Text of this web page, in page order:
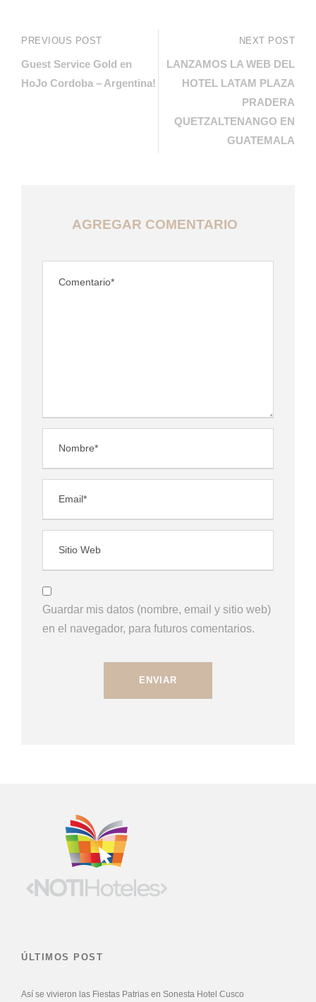
PREVIOUS POST
Guest Service Gold en
HoJo Cordoba – Argentina!
NEXT POST
LANZAMOS LA WEB DEL
HOTEL LATAM PLAZA
PRADERA
QUETZALTENANGO EN
GUATEMALA
AGREGAR COMENTARIO
Guardar mis datos (nombre, email y sitio web)
en el navegador, para futuros comentarios.
ÚLTIMOS POST
Así se vivieron las Fiestas Patrias en Sonesta Hotel Cusco